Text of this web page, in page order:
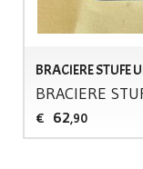
BRACIERE
BRACIERE
€ 62,90